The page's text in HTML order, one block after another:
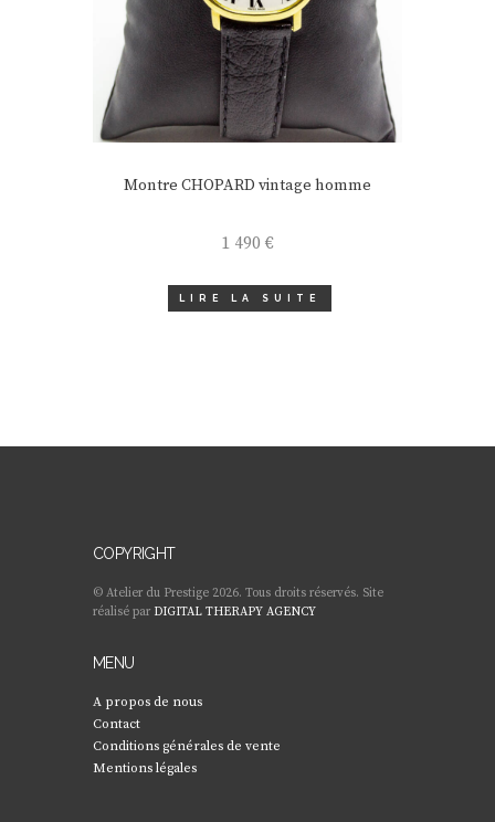
Montre CHOPARD vintage homme
1 490 €
LIRE LA SUITE
COPYRIGHT
© Atelier du Prestige 2026. Tous droits réservés. Site
réalisé par DIGITAL THERAPY AGENCY
MENU
A propos de nous
Contact
Conditions générales de vente
Mentions légales